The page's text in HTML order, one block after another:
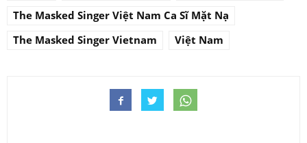
The Masked Singer Việt Nam Ca Sĩ Mặt Nạ
The Masked Singer Vietnam
Việt Nam